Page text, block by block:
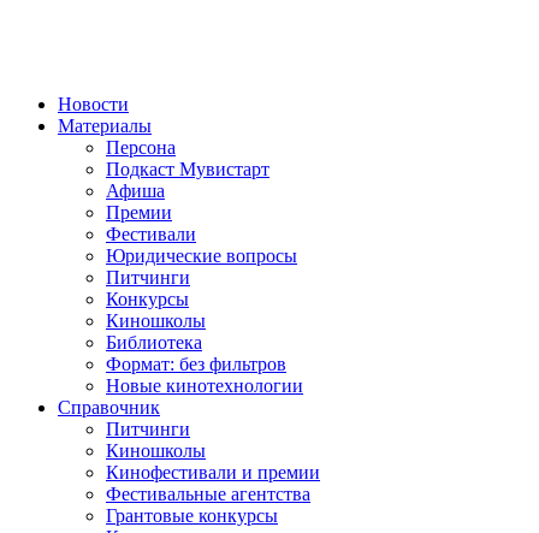
Новости
Материалы
Персона
Подкаст Мувистарт
Афиша
Премии
Фестивали
Юридические вопросы
Питчинги
Конкурсы
Киношколы
Библиотека
Формат: без фильтров
Новые кинотехнологии
Справочник
Питчинги
Киношколы
Кинофестивали и премии
Фестивальные агентства
Грантовые конкурсы